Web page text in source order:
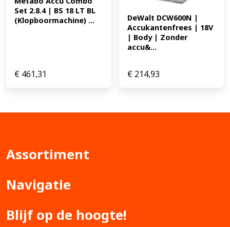
Set 2.8.4 | BS 18 LT BL
(Klopboormachine) ...
€ 461,31
DeWalt DCW600N |
Accukantenfrees | 18V
| Body | Zonder
accu&...
€ 214,93
Assortiment
Navigatie
Blijf op de hoogte!